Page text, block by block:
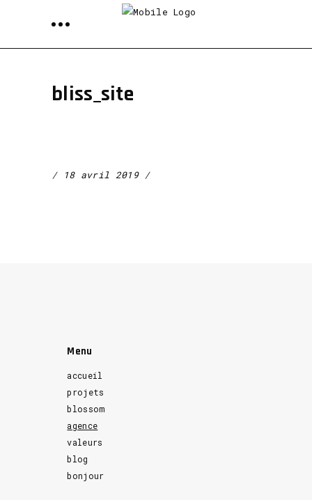
bliss_site
18 avril 2019
Menu
accueil
projets
blossom
agence
valeurs
blog
bonjour